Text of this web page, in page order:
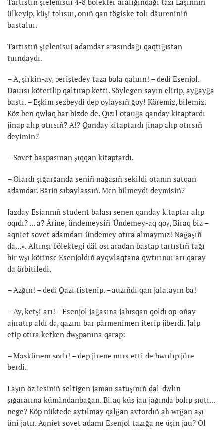
ülkeyip, küşi tolısuı, onıñ qan tögiske tolı däureniniñ
bastaluı.
Tartıstıñ şielenisui adamdar arasındağı qaqtığıstan
tuındaydı.
– A, şirkin-ay, periştedey taza bola qaluın! – dedi Esenjol.
Dauısı köterilip qaltırap ketti. Söylegen sayın elirip, ayğayğa
bastı. – Eşkim sezbeydi dep oylaysıñ ğoy! Köremiz, bilemiz.
Köz ben qwlaq bar bizde de. Qızıl otauğa qanday kitaptardı
jinap alıp otırsıñ? A!? Qanday kitaptardı jinap alıp otırsıñ
deyimin?
– Sovet baspasınan şıqqan kitaptardı.
– Olardı şığarğanda seniñ nağaşıñ sekildi otanın satqan
adamdar. Bäriñ sıbaylassıñ. Men bilmeydi deymisiñ?
Jazday Esjannıñ student balası senen qanday kitaptar alıp
oqıdı? ... a? Ärine, ündemeysiñ. Ündemey-aq qoy, Biraq biz –
aqniet sovet adamdarı ündemey otıra almaymız! Nağaşıñ
da...». Altınşı bölektegi däl osı aradan bastap tartıstıñ tağı
bir wşı körinse Esenjoldıñ ayqwlaqtana qwtırınuı arı qaray
da örbitiledi.
– Azğın! – dedi Qazı tistenip. – auzıñdı qan jalatayın ba!
– Ay, ketşi arı! – Esenjol jağasına jabısqan qoldı op-oñay
ajıratıp aldı da, qazını bar pärmenimen iterip jiberdi. Jalp
etip otıra ketken dwşpanına qarap:
– Maskünem sorlı! – dep jirene mırs etti de bwrılıp jüre
berdi.
Laşın öz iesiniñ seltigen jaman satuşınıñ dal-dwlın
şığararına kümändanbağan. Biraq küş jau jağında bolıp şıqtı...
nege? Köp nüktede aytılmay qalğan avtordıñ ah wrğan aşı
üni jatır. Aqniet sovet adamı Esenjol tazığa ne üşin jau? Ol